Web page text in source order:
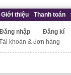
Giới thiệu Thanh toán
Đăng kí
Đăng nhập
khoản & đơn hàng